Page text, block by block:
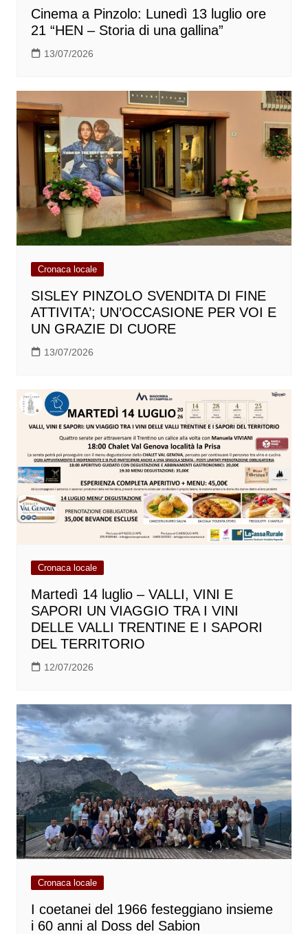
Cinema a Pinzolo: Lunedì 13 luglio ore
21 “HEN – Storia di una gallina”
13/07/2026
Cronaca locale
SISLEY PINZOLO SVENDITA DI FINE
ATTIVITA’; UN’OCCASIONE PER VOI E
UN GRAZIE DI CUORE
13/07/2026
Cronaca locale
Martedì 14 luglio – VALLI, VINI E
SAPORI UN VIAGGIO TRA I VINI
DELLE VALLI TRENTINE E I SAPORI
DEL TERRITORIO
12/07/2026
Cronaca locale
I coetanei del 1966 festeggiano insieme
i 60 anni al Doss del Sabion